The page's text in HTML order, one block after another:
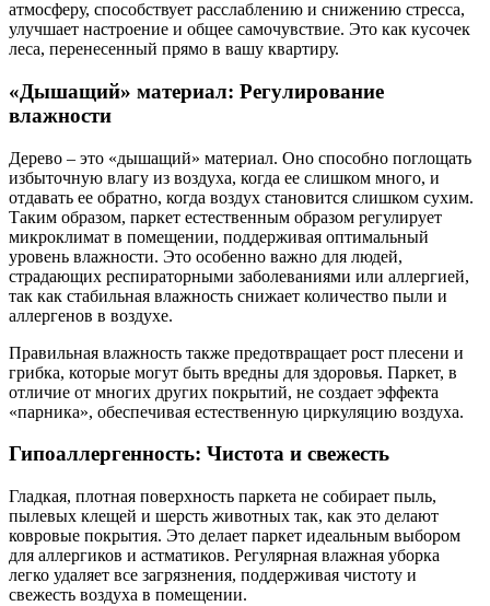
атмосферу, способствует расслаблению и снижению стресса,
улучшает настроение и общее самочувствие. Это как кусочек
леса, перенесенный прямо в вашу квартиру.
«Дышащий» материал: Регулирование
влажности
Дерево – это «дышащий» материал. Оно способно поглощать
избыточную влагу из воздуха, когда ее слишком много, и
отдавать ее обратно, когда воздух становится слишком сухим.
Таким образом, паркет естественным образом регулирует
микроклимат в помещении, поддерживая оптимальный
уровень влажности. Это особенно важно для людей,
страдающих респираторными заболеваниями или аллергией,
так как стабильная влажность снижает количество пыли и
аллергенов в воздухе.
Правильная влажность также предотвращает рост плесени и
грибка, которые могут быть вредны для здоровья. Паркет, в
отличие от многих других покрытий, не создает эффекта
«парника», обеспечивая естественную циркуляцию воздуха.
Гипоаллергенность: Чистота и свежесть
Гладкая, плотная поверхность паркета не собирает пыль,
пылевых клещей и шерсть животных так, как это делают
ковровые покрытия. Это делает паркет идеальным выбором
для аллергиков и астматиков. Регулярная влажная уборка
легко удаляет все загрязнения, поддерживая чистоту и
свежесть воздуха в помещении.